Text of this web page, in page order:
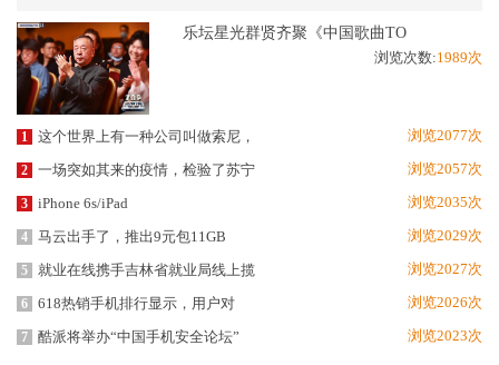
乐坛星光群贤齐聚《中国歌曲TO
浏览次数:1989次
1 这个世界上有一种公司叫做索尼， 浏览2077次
2 一场突如其来的疫情，检验了苏宁 浏览2057次
3 iPhone 6s/iPad 浏览2035次
4 马云出手了，推出9元包11GB 浏览2029次
5 就业在线携手吉林省就业局线上揽 浏览2027次
6 618热销手机排行显示，用户对 浏览2026次
7 酷派将举办“中国手机安全论坛” 浏览2023次